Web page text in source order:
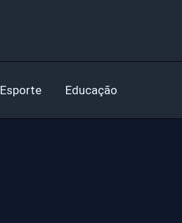
Esporte Educação